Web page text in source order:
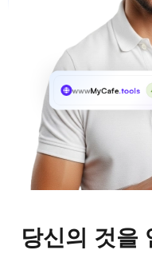
wwwMyCafe.tools
당신의 것을